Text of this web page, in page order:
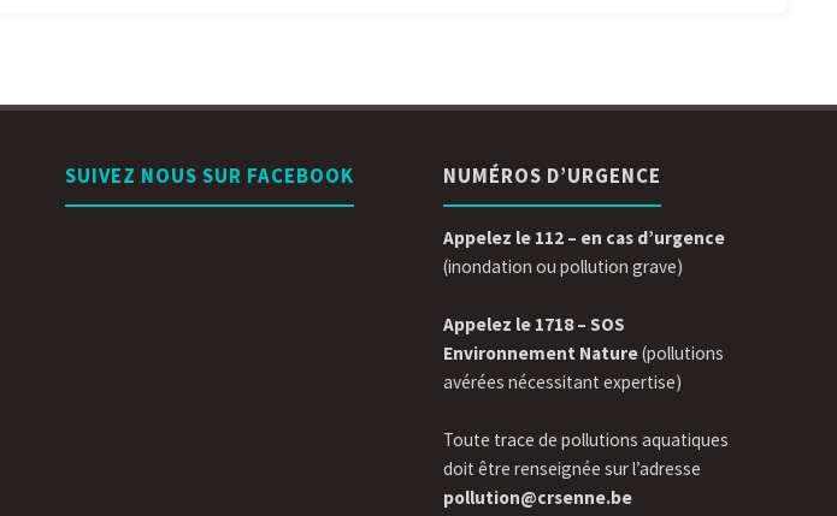
SUIVEZ NOUS SUR FACEBOOK NUMÉROS D’URGENCE
Appelez le 112 – en cas d’urgence
(inondation ou pollution grave)
Appelez le 1718 – SOS
Environnement Nature(pollutions
avérées nécessitant expertise)
Toute trace de pollutions aquatiques
doit être renseignée sur l’adresse
pollution@crsenne.be